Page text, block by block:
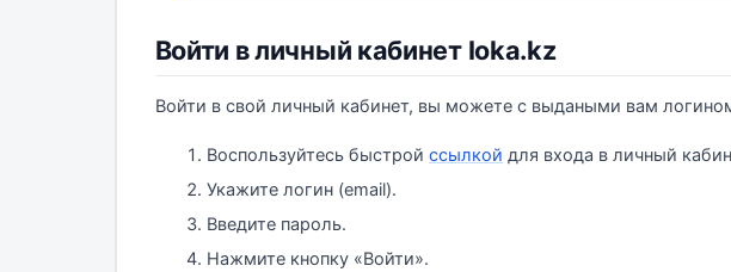
Войти в личный кабинет Ioka.kz
Войти в свой личный кабинет, вы можете с выдаными вам
Воспользуйтесь быстрой ссылкой для входа в личный
Укажите логин (email).
Введите пароль.
Нажмите кнопку «Войти».